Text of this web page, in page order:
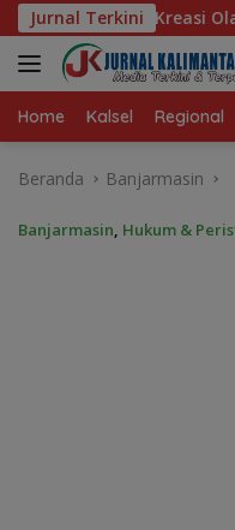
Langsung
ke
konten
Jurnal Terkini
Hingga Tingkat
Home Kalsel Regional
Beranda Banjarmasin
Banjarmasin, Hukum &